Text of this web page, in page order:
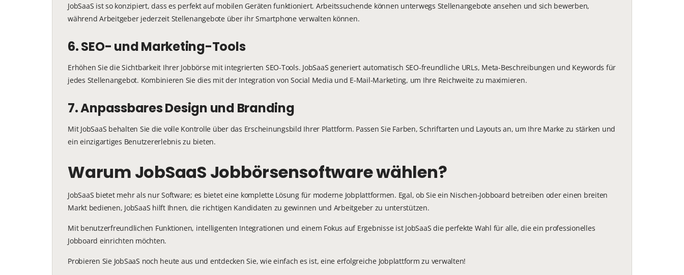
JobSaaS ist so konzipiert, dass es perfekt auf mobilen Geräten funktioniert. Arbeitssuchende können unterwegs Stellenangebote ansehen und sich bewerben,
während Arbeitgeber jederzeit Stellenangebote über ihr Smartphone verwalten können.
6. SEO- und Marketing-Tools
Erhöhen Sie die Sichtbarkeit Ihrer Jobbörse mit integrierten SEO-Tools. JobSaaS generiert automatisch SEO-freundliche URLs, Meta-Beschreibungen und Keywords für
jedes Stellenangebot. Kombinieren Sie dies mit der Integration von Social Media und E-Mail-Marketing, um Ihre Reichweite zu maximieren.
7. Anpassbares Design und Branding
Mit JobSaaS behalten Sie die volle Kontrolle über das Erscheinungsbild Ihrer Plattform. Passen Sie Farben, Schriftarten und Layouts an, um Ihre Marke zu stärken und
ein einzigartiges Benutzererlebnis zu bieten.
Warum JobSaaS Jobbörsensoftware wählen?
JobSaaS bietet mehr als nur Software; es bietet eine komplette Lösung für moderne Jobplattformen. Egal, ob Sie ein Nischen-Jobboard betreiben oder einen breiten
Markt bedienen, JobSaaS hilft Ihnen, die richtigen Kandidaten zu gewinnen und Arbeitgeber zu unterstützen.
Mit benutzerfreundlichen Funktionen, intelligenten Integrationen und einem Fokus auf Ergebnisse ist JobSaaS die perfekte Wahl für alle, die ein professionelles
Jobboard einrichten möchten.
Probieren Sie JobSaaS noch heute aus und entdecken Sie, wie einfach es ist, eine erfolgreiche Jobplattform zu verwalten!